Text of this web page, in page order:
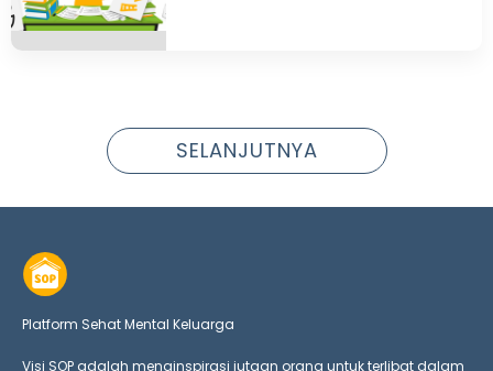
SELANJUTNYA
Platform Sehat Mental Keluarga
Visi SOP adalah menginspirasi jutaan orang untuk terlibat dalam